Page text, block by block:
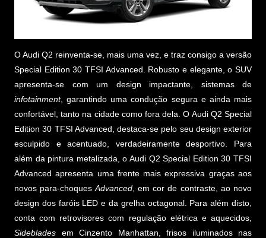
O Audi Q2 reinventa-se, mais uma vez, e traz consigo a versão
Special Edition 30 TFSI Advanced. Robusto e elegante, o SUV
apresenta-se com um design impactante, sistemas de
infotainment, garantindo uma condução segura e ainda mais
confortável, tanto na cidade como fora dela. O Audi Q2 Special
Edition 30 TFSI Advanced, destaca-se pelo seu design exterior
esculpido e acentuado, verdadeiramente desportivo. Para
além da pintura metalizada, o Audi Q2 Special Edition 30 TFSI
Advanced apresenta uma frente mais expressiva graças aos
novos para-choques Advanced, em cor de contraste, ao novo
design dos faróis LED e da grelha octagonal. Para além disto,
conta com retrovisores com regulação elétrica e aquecidos,
Sideblades em Cinzento Manhattan, frisos iluminados nas